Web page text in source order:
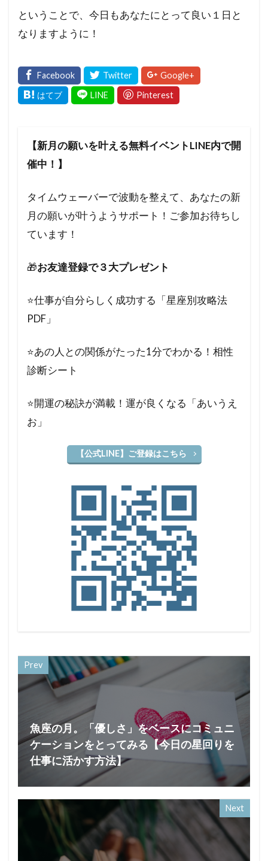
ということで、今日もあなたにとって良い１日と
なりますように！
【新月の願いを叶える無料イベントLINE内で開
催中！】
タイムウェーバーで波動を整えて、あなたの新
月の願いが叶うようサポート！ご参加お待ちし
ています！
🎁お友達登録で３大プレゼント
⭐️仕事が自分らしく成功する「星座別攻略法
PDF」
⭐️あの人との関係がたった1分でわかる！相性
診断シート
⭐️開運の秘訣が満載！運が良くなる「あいうえ
お」
【公式LINE】ご登録はこちら
Prev
魚座の月。「優しさ」をベースにコミュニ
ケーションをとってみる【今日の星回りを
仕事に活かす方法】
Next